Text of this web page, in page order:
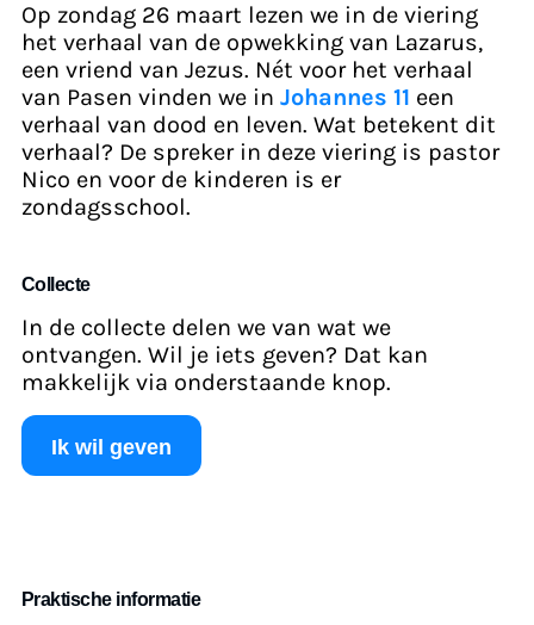
Op zondag 26 maart lezen we in de viering
het verhaal van de opwekking van Lazarus,
een vriend van Jezus. Nét voor het verhaal
van Pasen vinden we in Johannes 11 een
verhaal van dood en leven. Wat betekent dit
verhaal? De spreker in deze viering is pastor
Nico en voor de kinderen is er
zondagsschool.
Collecte
In de collecte delen we van wat we
ontvangen. Wil je iets geven? Dat kan
makkelijk via onderstaande knop.
Ik wil geven
Praktische informatie